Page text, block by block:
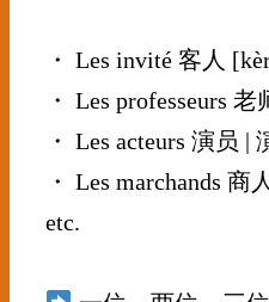
・ Les invité 客人
・ Les professeurs
・ Les acteurs 演员 |
・ Les marchands 商
etc.